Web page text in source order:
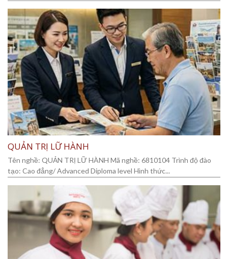
QUẢN TRỊ LỮ HÀNH
Tên nghề: QUẢN TRỊ LỮ HÀNH Mã nghề: 6810104 Trình độ đào
tạo: Cao đẳng/ Advanced Diploma level Hình thức...